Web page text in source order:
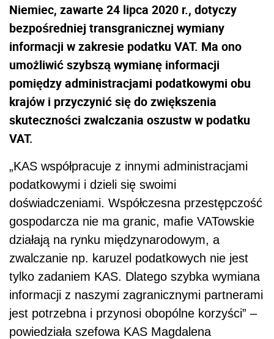
Niemiec, zawarte 24 lipca 2020 r., dotyczy
bezpośredniej transgranicznej wymiany
informacji w zakresie podatku VAT. Ma ono
umożliwić szybszą wymianę informacji
pomiędzy administracjami podatkowymi obu
krajów i przyczynić się do zwiększenia
skuteczności zwalczania oszustw w podatku
VAT.
„KAS współpracuje z innymi administracjami
podatkowymi i dzieli się swoimi
doświadczeniami. Współczesna przestępczość
gospodarcza nie ma granic, mafie VATowskie
działają na rynku międzynarodowym, a
zwalczanie np. karuzel podatkowych nie jest
tylko zadaniem KAS. Dlatego szybka wymiana
informacji z naszymi zagranicznymi partnerami
jest potrzebna i przynosi obopólne korzyści” –
powiedziała szefowa KAS Magdalena